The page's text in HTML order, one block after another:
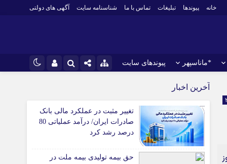
خانه پیوندها تبلیغات تماس با ما شناسنامه سایت آگهی های دولتی
*ماناسپهر پیوندهای سایت
سروش
ایتا
نام کاربری یا نشانی ایمیل
رمز عبور
مرا به خاطر بسپار
باشگاه پرسپولیس
باشگاه استقلال
ورزشهای رزمی
آخرین اخبار
تغییر مثبت در عملکرد مالی بانک
صادرات ایران/ درآمد عملیاتی 80
درصد رشد کرد
حق بیمه تولیدی بیمه ملت در